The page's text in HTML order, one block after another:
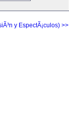
y EspectÃ¡culos) >>